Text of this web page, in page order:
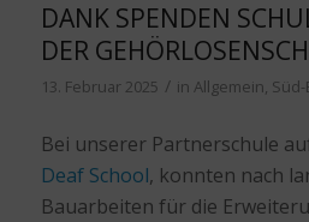
DANK SPENDEN
DER
13. Februar 2025 / in Allgemein, Süd-
Bei unserer Partnerschule
Deaf School, konnten nach
Bauarbeiten für die